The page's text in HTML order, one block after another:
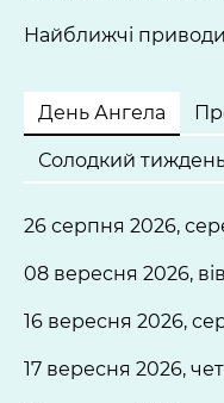
Найближчі
День Ангела
Солодкий
26 серпня 2026,
08 вересня 2026,
16 вересня 2026,
17 вересня 2026,